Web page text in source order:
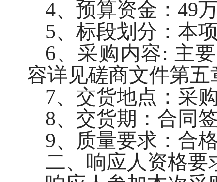
4、预算资金：49
5、标段划分：本
6、采购内容: 主
容详见磋商文件第五
7、交货地点：采
8、交货期：合同
9、质量要求：合
二、响应人资格要